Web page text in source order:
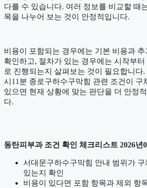
다를 수 있습니다. 여러 정보를 비교할 때
목을 나누어 보는 것이 안정적입니다.
비용이 포함되는 경우에는 기본 비용과
확인하고, 절차가 있는 경우에는 시작부터
로 진행되는지 살펴보는 것이 필요합니다.
시11분 종로구하수구막힘 관련 조건이 구
있으면 현재 상황에 맞는 판단을 더 안정
다.
동탄피부과 조건 확인 체크리스트 2026년
서대문구하수구막힘 안내 범위가 구
있는지 확인
비용이 있다면 포함 항목과 제외 항